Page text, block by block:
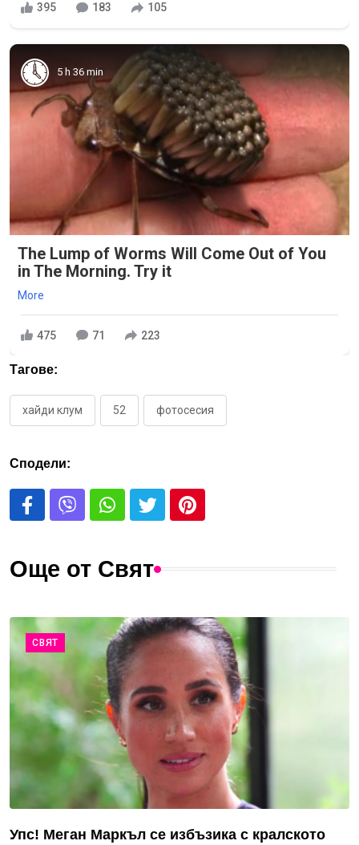
395 183 105
5 h 36 min
The Lump of Worms Will Come Out of You
in The Morning. Try it
More
475 71 223
Тагове:
хайди клум 52 фотосесия
Сподели:
Още от Свят
СВЯТ
Упс! Меган Маркъл се избъзика с кралското